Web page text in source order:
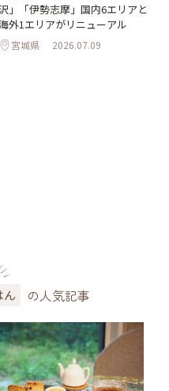
」「伊勢志摩」国内6エリアと
外1エリアがリニューアル
宮城県 2026.07.09
ん の人気記事